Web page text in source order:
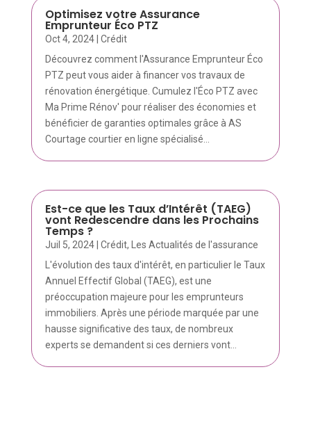
Optimisez votre Assurance
Emprunteur Éco PTZ
Oct 4, 2024| Crédit
Découvrez comment l'Assurance Emprunteur Éco
PTZ peut vous aider à financer vos travaux de
rénovation énergétique. Cumulez l'Éco PTZ avec
Ma Prime Rénov' pour réaliser des économies et
bénéficier de garanties optimales grâce à AS
Courtage courtier en ligne spécialisé...
Est-ce que les Taux d’Intérêt (TAEG)
vont Redescendre dans les Prochains
Temps ?
Juil 5, 2024| Crédit,
Les Actualités de l'assurance
L'évolution des taux d'intérêt, en particulier le Taux
Annuel Effectif Global (TAEG), est une
préoccupation majeure pour les emprunteurs
immobiliers. Après une période marquée par une
hausse significative des taux, de nombreux
experts se demandent si ces derniers vont...